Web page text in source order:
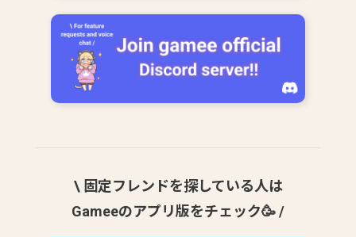
\ 固定フレンドを探している人は
Gameeのアプリ版をチェック🥳 /